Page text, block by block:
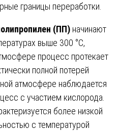
границы переработки.
(ПП) начинают
выше 300 °С,
процесс протекает
полной потерей
атмосфере наблюдается
с участием кислорода.
более низкой
с температурой